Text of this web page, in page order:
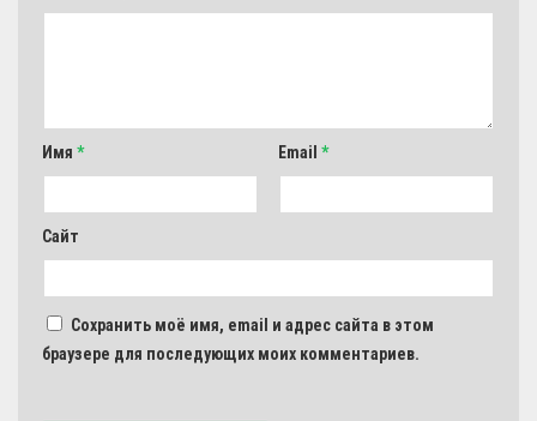
Имя * Email *
Сайт
Сохранить моё имя, email и адрес сайта в этом
браузере для последующих моих комментариев.